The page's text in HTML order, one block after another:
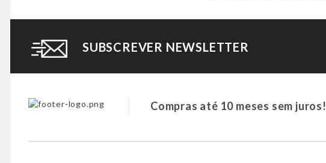
SUBSCREVER NEWSLETTER
Compras até 10 meses sem juros!